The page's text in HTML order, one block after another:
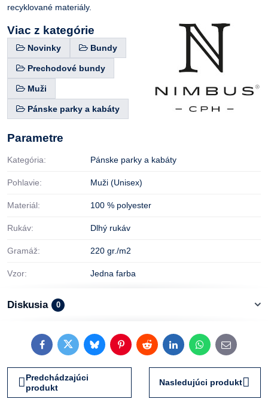
recyklované materiály.
Viac z kategórie
Novinky Bundy
Prechodové bundy
Muži
Pánske parky a kabáty
Parametre
Kategória: Pánske parky a kabáty
Pohlavie: Muži (Unisex)
Materiál: 100 % polyester
Rukáv: Dlhý rukáv
Gramáž: 220 gr./m2
Vzor: Jedna farba
Diskusia 0
FacebookTwitterBlueskyPinterestRedditLinkedInWhatsApp
E-
mail
Predchádzajúci
produkt
Nasledujúci produkt